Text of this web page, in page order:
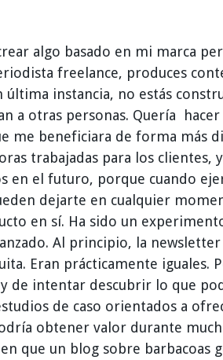
algo basado en mi marca
freelance, produces
última instancia, no estás
a otras personas. Quería
me beneficiara de forma más
trabajadas para los clientes,
en el futuro, porque cuando
dejarte en cualquier
en sí. Ha sido un
Al principio, la
Eran prácticamente iguales.
de intentar descubrir lo que
de caso orientados a
obtener valor durante
que un blog sobre barbacoas